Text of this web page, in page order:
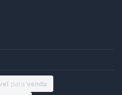
para venda